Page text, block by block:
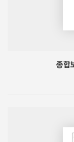
종합